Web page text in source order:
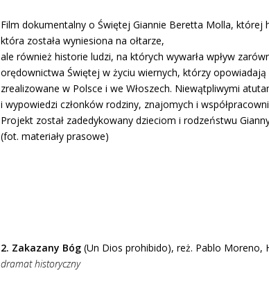
Film dokumentalny o Świętej Giannie Beretta Molla,
która została wyniesiona na ołtarze,
ale również historie ludzi, na których wywarła wpływ
orędownictwa Świętej w życiu wiernych, którzy
zrealizowane w Polsce i we Włoszech. Niewątpliwymi
i wypowiedzi członków rodziny, znajomych i
Projekt został zadedykowany dzieciom i rodzeństwu
(fot. materiały prasowe)
2. Zakazany Bóg (Un Dios prohibido), reż. Pablo Moreno,
dramat historyczny